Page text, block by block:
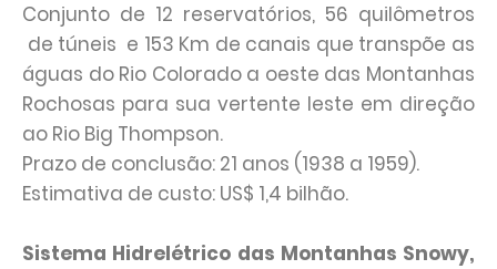
Conjunto de 12 reservatórios, 56 quilômetros
de túneis e 153 Km de canais que transpõe as
águas do Rio Colorado a oeste das Montanhas
Rochosas para sua vertente leste em direção
ao Rio Big Thompson.
Prazo de conclusão: 21 anos (1938 a 1959).
Estimativa de custo: US$ 1,4 bilhão.
Sistema Hidrelétrico das Montanhas Snowy,